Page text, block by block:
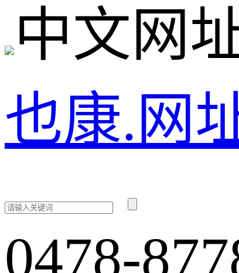
中文网址
也康.网
0478-